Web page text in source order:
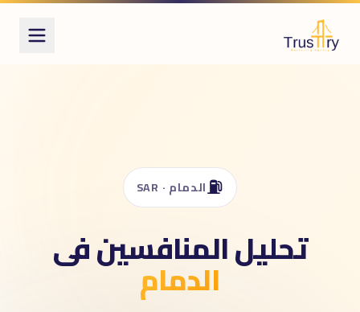
⛽الدمام · SAR
تحليل المنافسين فى
الدمام